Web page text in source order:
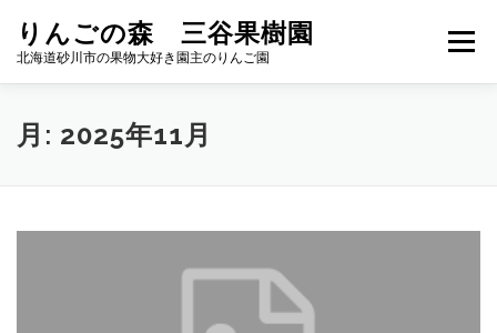
りんごの森 三谷果樹園
北海道砂川市の果物大好き園主のりんご園
メニュー
りんご 加工品 APPLE GARDEN
月: 2025年11月